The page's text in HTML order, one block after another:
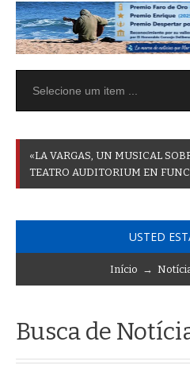
«LA VARGAS UN MUSICAL SOB
TEATRO AUDITORIUM EN FUNC
USTED
Início →
Busca de